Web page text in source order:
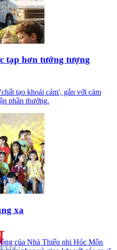
tạp hơn tưởng tượng
tạo khoái cảm', gắn với cảm
phần thưởng.
xa
của Nhà Thiếu nhi Hóc Môn